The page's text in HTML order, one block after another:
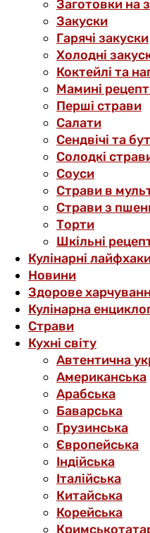
Заготовки на
Закуски
Гарячі закуски
Холодні
Коктейлі та
Мамині
Перші страви
Салати
Сендвічі та
Солодкі
Соуси
Страви в
Страви з
Торти
Шкільні
Кулінарні
Новини
Здорове
Кулінарна
Страви
Кухні світу
Автентична
Американська
Арабська
Баварська
Грузинська
Європейська
Індійська
Італійська
Китайська
Корейська